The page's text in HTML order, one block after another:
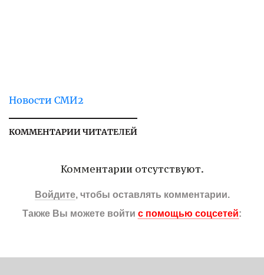
Новости СМИ2
КОММЕНТАРИИ ЧИТАТЕЛЕЙ
Комментарии отсутствуют.
Войдите, чтобы оставлять комментарии.
Также Вы можете войти с помощью соцсетей: